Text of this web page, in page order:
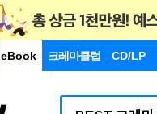
eBook 크레마클럽 CD/LP